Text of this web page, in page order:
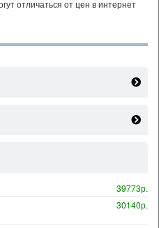
отличаться от цен в интернет
39773р.
30140р.